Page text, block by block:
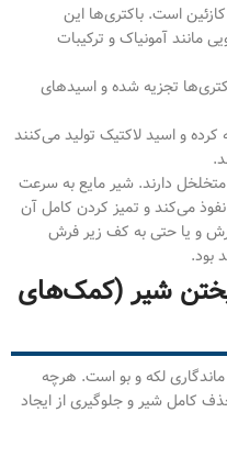
است. باکتری‌ها این
مانند آمونیاک و ترکیبات
تجزیه شده و اسیدهای
کرده و اسید لاکتیک تولید می‌کنند
دارند. شیر مایع به سرعت
می‌کند و تمیز کردن کامل آن
و یا حتی به کف زیر فرش
بود.
شیر (کمک‌های
لکه و بو است. هرچه
کامل شیر و جلوگیری از ایجاد